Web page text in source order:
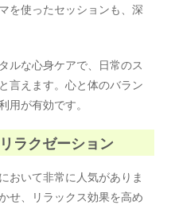
を使ったセッションも、深
ルな心身ケアで、日常のス
言えます。心と体のバラン
用が有効です。
ラクゼーション
おいて非常に人気がありま
せ、リラックス効果を高め